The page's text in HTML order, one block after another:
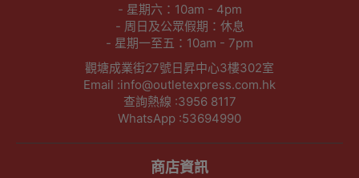
- 星期六：10am - 4pm
- 周日及公眾假期：休息
- 星期一至五：10am - 7pm
觀塘成業街27號日昇中心3樓302室
Email :info@outletexpress.com.hk
查詢熱線 :3956 8117
WhatsApp :53694990
商店資訊